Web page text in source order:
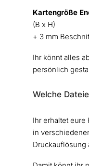
Kartengröße
(B x H)
+ 3 mm
Ihr könnt alles
persönlich
Welche
Ihr erhaltet eure
in
Druckauflösung